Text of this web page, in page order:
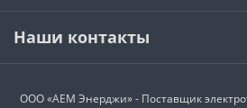
Наши контакты
ООО «АЕМ Энерджи» - Поставщик